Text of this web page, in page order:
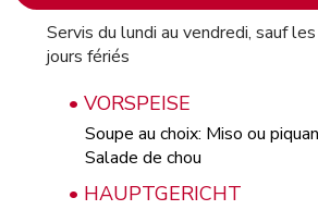
Servis du lundi au vendredi, sauf
jours fériés
• VORSPEISE
Soupe au choix: Miso ou
Salade de chou
• HAUPTGERICHT